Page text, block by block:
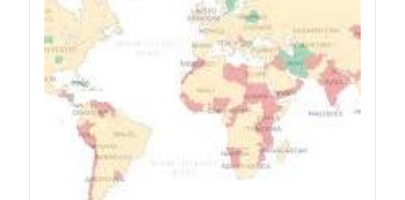
Land